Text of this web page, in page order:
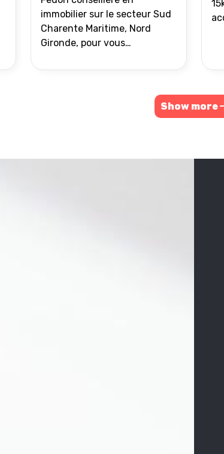
immobilier sur le secteur Sud
Charente Maritime, Nord
Gironde, pour vous
projets immobiliers.
Show more